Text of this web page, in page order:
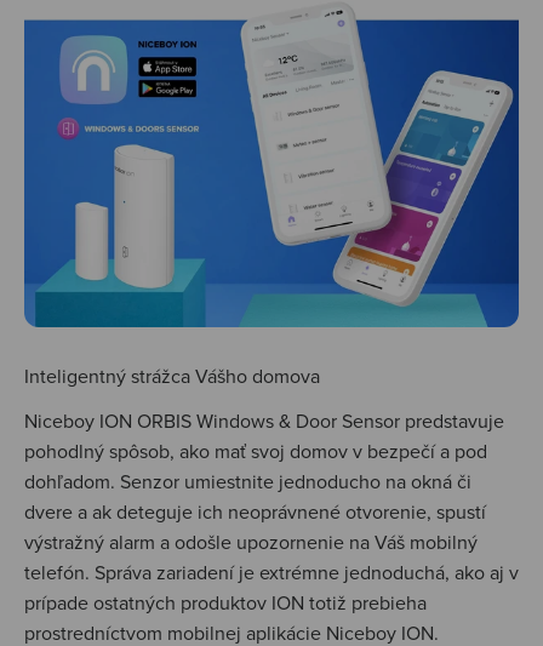
Inteligentný strážca Vášho domova
Niceboy ION ORBIS Windows & Door Sensor predstavuje
pohodlný spôsob, ako mať svoj domov v bezpečí a pod
dohľadom. Senzor umiestnite jednoducho na okná či
dvere a ak deteguje ich neoprávnené otvorenie, spustí
výstražný alarm a odošle upozornenie na Váš mobilný
telefón. Správa zariadení je extrémne jednoduchá, ako aj v
prípade ostatných produktov ION totiž prebieha
prostredníctvom mobilnej aplikácie Niceboy ION.